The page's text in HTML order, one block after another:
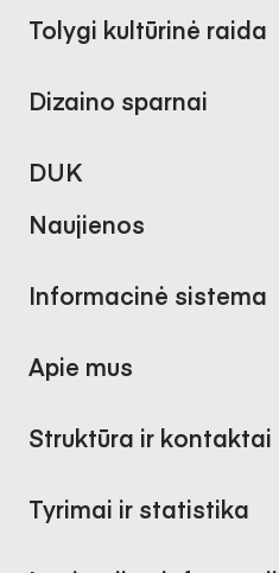
Tolygi kultūrinė raida
Dizaino sparnai
DUK
Naujienos
Informacinė sistema
Apie mus
Struktūra ir kontaktai
Tyrimai ir statistika